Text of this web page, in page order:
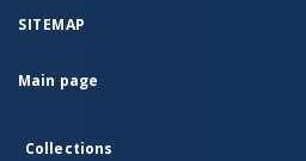
SITEMAP
Main page
Collections